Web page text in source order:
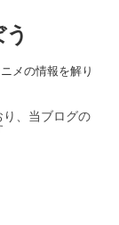
メの情報を解り
、当ブログの